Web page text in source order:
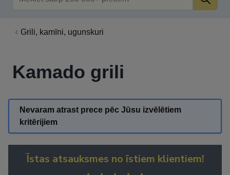
Grili, kamīni, ugunskuri
Kamado grili
Nevaram atrast prece pēc Jūsu izvēlētiem
kritērijiem
Īstas atsauksmes no īstiem klientiem!